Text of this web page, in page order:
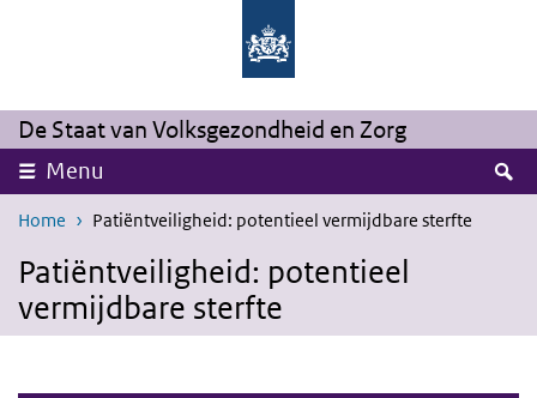
Overslaan en naar de inhoud gaan
De Staat van Volksgezondheid en Zorg
Menu
Home Patiëntveiligheid: potentieel vermijdbare sterfte
Patiëntveiligheid: potentieel
vermijdbare sterfte